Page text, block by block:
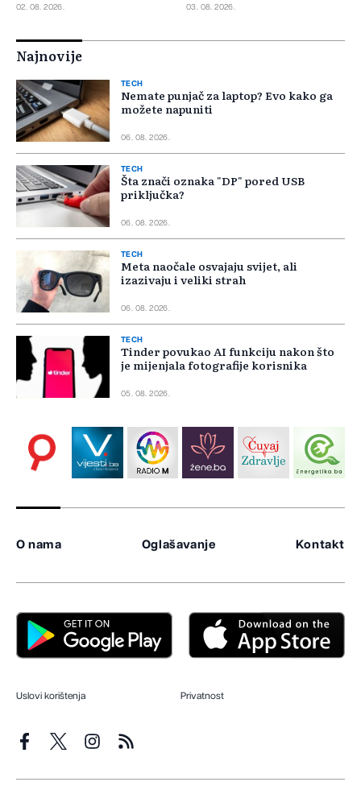
02. 08. 2026. 03. 08. 2026.
Najnovije
TECH
Nemate punjač za laptop? Evo kako ga
možete napuniti
06. 08. 2026.
TECH
Šta znači oznaka "DP" pored USB
priključka?
06. 08. 2026.
TECH
Meta naočale osvajaju svijet, ali
izazivaju i veliki strah
06. 08. 2026.
TECH
Tinder povukao AI funkciju nakon što
je mijenjala fotografije korisnika
05. 08. 2026.
O nama Oglašavanje Kontakt
Uslovi korištenja Privatnost